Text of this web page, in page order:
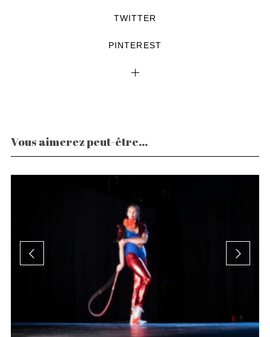
TWITTER
PINTEREST
Vous aimerez peut-être...